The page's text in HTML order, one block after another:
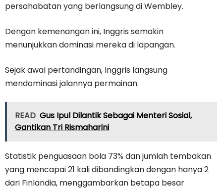
persahabatan yang berlangsung di Wembley.
Dengan kemenangan ini, Inggris semakin
menunjukkan dominasi mereka di lapangan.
Sejak awal pertandingan, Inggris langsung
mendominasi jalannya permainan.
READ Gus Ipul Dilantik Sebagai Menteri Sosial,
Gantikan Tri Rismaharini
Statistik penguasaan bola 73% dan jumlah tembakan
yang mencapai 21 kali dibandingkan dengan hanya 2
dari Finlandia, menggambarkan betapa besar